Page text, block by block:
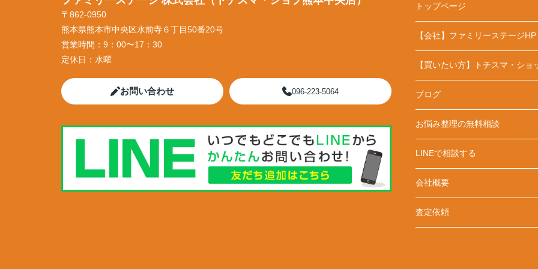
〒862-0950
熊本県熊本市中央区水前寺６丁目50番20号
営業時間： 9：00〜17：30
定休日： 水曜
お問い合わせ 096-223-5064
トップページ
【会社】ファミリーステージHP
【買いたい方】トチスマ・ショ
ブログ
お悩み整理の無料相談
LINEで相談する
会社概要
査定依頼